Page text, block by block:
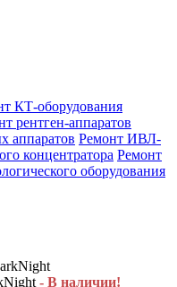
КТ-оборудования
рентген-аппаратов
аппаратов Ремонт ИВЛ-
концентратора Ремонт
оборудования
- В наличии!